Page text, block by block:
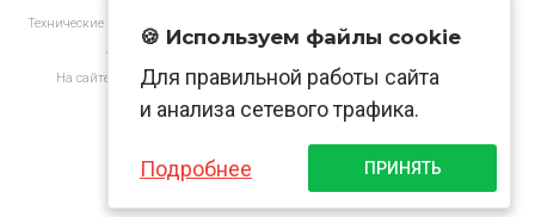
Технические характеристики товаров могут отличаться от указанных на сайте.
АО «Нормарк» ИНН 7728172512 ОГРН 1037739603505
На сайте применяютсярекомендательные технологиив соответствии
🍪 Используем файлы cookie
Для правильной работы сайта
и анализа сетевого трафика.
Подробнее ПРИНЯТЬ